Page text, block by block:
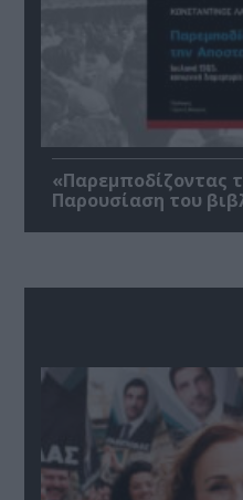
«Παρεμποδίζοντας
Παρουσίαση του